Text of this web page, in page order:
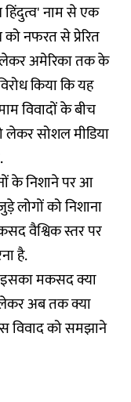
हिंदुत्व' नाम से एक
नफरत से प्रेरित
लेकर अमेरिका तक के
किया कि यह
विवादों के बीच
लेकर सोशल मीडिया
के निशाने पर आ
लोगों को निशाना
वैश्विक स्तर पर
है.
मकसद क्या
अब तक क्या
विवाद को समझाने